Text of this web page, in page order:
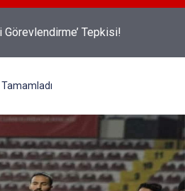
Görevlendirme’ Tepkisi!
Tamamladı